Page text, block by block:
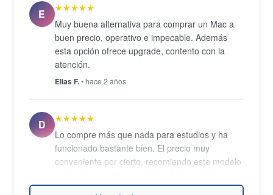
E
★★★★★
Muy buena alternativa para comprar un Mac a
buen precio, operativo e impecable. Además
esta opción ofrece upgrade, contento con la
atención.
Elias F.• hace 2 años
D
★★★★★
Lo compre más que nada para estudios y ha
funcionado bastante bien. El precio muy
conveniente por cierto, recomiendo este modelo
estoy más que contento.